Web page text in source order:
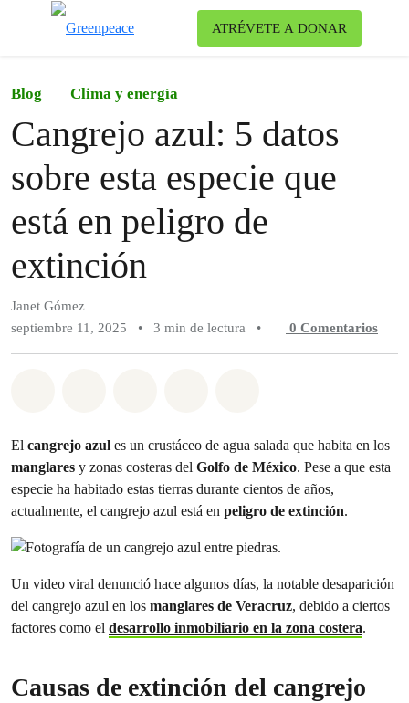
ATRÉVETE A DONAR
Blog Clima y energía
Cangrejo azul: 5 datos
sobre esta especie que
está en peligro de
extinción
Janet Gómez
septiembre 11, 2025
• 3 min de lectura • 0 Comentarios
El cangrejo azul es un crustáceo de agua salada que habita en los
manglares y zonas costeras del Golfo de México. Pese a que esta
especie ha habitado estas tierras durante cientos de años,
actualmente, el cangrejo azul está en peligro de extinción.
Un video viral denunció hace algunos días, la notable desaparición
del cangrejo azul en los manglares de Veracruz, debido a ciertos
factores como el desarrollo inmobiliario en la zona costera.
Causas de extinción del cangrejo